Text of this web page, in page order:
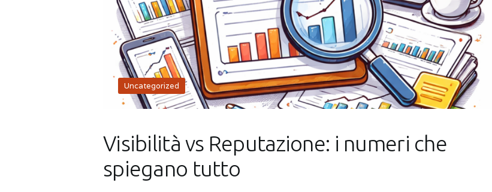
Uncategorized
Visibilità vs Reputazione: i numeri che
spiegano tutto